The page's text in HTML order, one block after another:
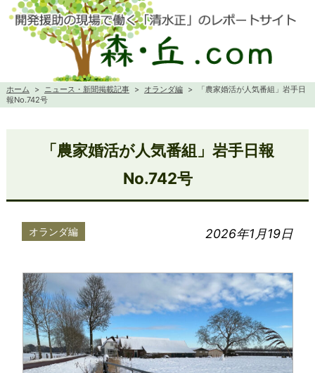
ホーム > ニュース・新聞掲載記事 > オランダ編 >
「農家婚活が人気番組」岩手日
報No.742号
「農家婚活が人気番組」岩手日報
No.742号
オランダ編 2026年1月19日